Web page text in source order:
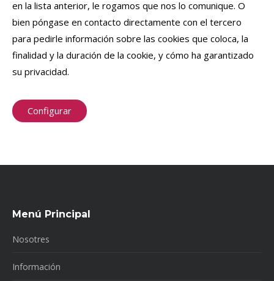
en la lista anterior, le rogamos que nos lo comunique. O
bien póngase en contacto directamente con el tercero
para pedirle información sobre las cookies que coloca, la
finalidad y la duración de la cookie, y cómo ha garantizado
su privacidad.
Configurar
Menú Principal
Nosotres
Información